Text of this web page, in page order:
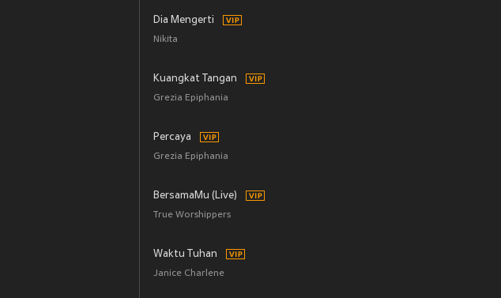
Dia Mengerti
Nikita
Kuangkat Tangan
Grezia Epiphania
Percaya
Grezia Epiphania
BersamaMu (Live)
True Worshippers
Waktu Tuhan
Janice Charlene